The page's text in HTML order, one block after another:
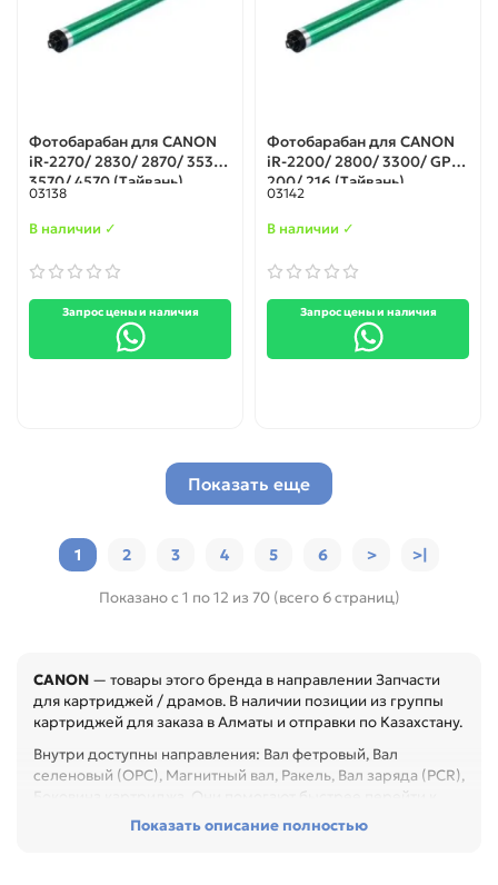
Фотобарабан для CANON
iR-2270/ 2830/ 2870/ 3530/
3570/ 4570 (Тайвань)
03138
В наличии ✓
Запрос цены и наличия
Фотобарабан для CANON
iR-2200/ 2800/ 3300/ GP
200/ 216 (Тайвань)
03142
В наличии ✓
Запрос цены и наличия
Показать еще
1 2 3 4 5 6 > >|
Показано с 1 по 12 из 70 (всего 6 страниц)
CANON — товары этого бренда в направлении Запчасти
для картриджей / драмов. В наличии позиции из группы
картриджей для заказа в Алматы и отправки по Казахстану.
Внутри доступны направления: Вал фетровый, Вал
селеновый (OPC), Магнитный вал, Ракель, Вал заряда (PCR),
Боковина картриджа. Они помогают быстрее перейти к
нужному бренду, типу товара или формату применения.
Показать описание полностью